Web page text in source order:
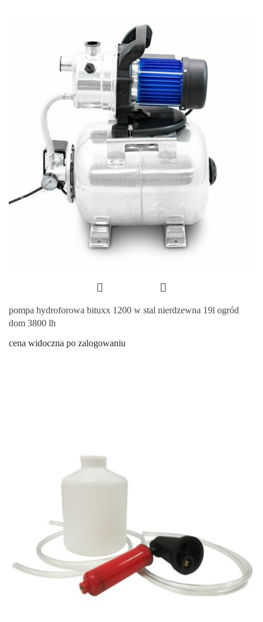
pompa hydroforowa bituxx 1200 w stal nierdzewna 19l ogród
dom 3800 lh
cena widoczna po zalogowaniu